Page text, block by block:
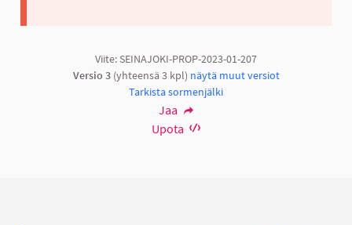
Viite: SEINAJOKI-PROP-2023-01-207
Versio 3(yhteensä 3 kpl) näytä muut versiot
Tarkista sormenjälki
Jaa
Upota